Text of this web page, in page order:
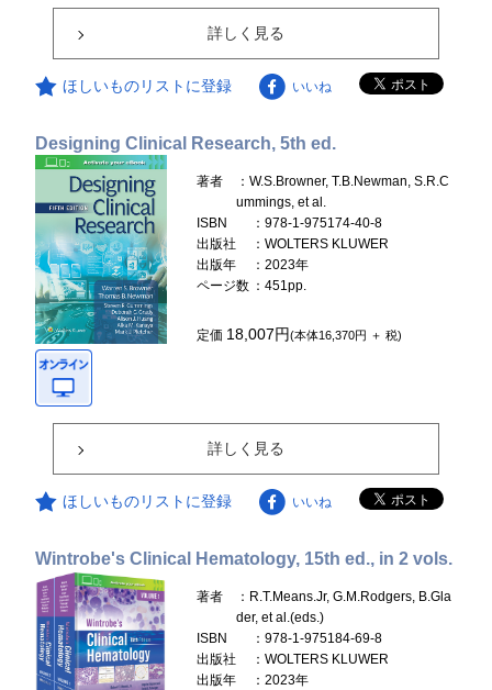
詳しく見る
ほしいものリストに登録 いいね
Designing Clinical Research, 5th ed.
著者
：W.S.Browner, T.B.Newman, S.R.C
ummings, et al.
ISBN
：978-1-975174-40-8
出版社
：WOLTERS KLUWER
出版年
：2023年
ページ数 ：451pp.
定価 18,007円(本体16,370円 ＋ 税)
詳しく見る
ほしいものリストに登録 いいね
Wintrobe's Clinical Hematology, 15th ed., in 2 vols.
著者
：R.T.Means.Jr, G.M.Rodgers, B.Gla
der, et al.(eds.)
ISBN
：978-1-975184-69-8
出版社
：WOLTERS KLUWER
出版年
：2023年